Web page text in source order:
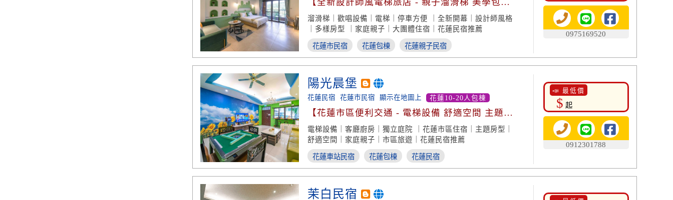
【全新設計師風電梯旅店 - 親子溜滑梯 美學包棟
推薦】
溜滑梯｜歡唱設備｜電梯｜停車方便 ｜全新開幕｜設計師風格
｜多樣房型 ｜家庭親子｜大團體住宿｜花蓮民宿推薦
花蓮市民宿 花蓮包棟 花蓮親子民宿
0975169520
陽光晨堡
花蓮民宿 花蓮市民宿 顯示在地圖上 花蓮10-20人包棟
【花蓮市區便利交通 - 電梯設備 舒適空間 主題房
型】
電梯設備｜客廳廚房｜獨立庭院 ｜花蓮市區住宿｜主題房型｜
舒適空間｜家庭親子｜市區旅遊｜花蓮民宿推薦
花蓮車站民宿 花蓮包棟 花蓮民宿
📣 最低價
$ 起
0912301788
茉白民宿